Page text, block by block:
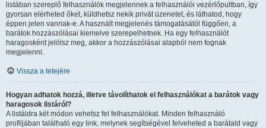
listában szereplő felhasználók megjelennek a felhasználói vezérlőpultban, így
gyorsan elérheted őket, küldhetsz nekik privát üzenetet, és láthatod, hogy
éppen jelen vannak-e. A használt megjelenés támogatásától függően, a
barátok hozzászólásai kiemelve szerepelhetnek. Ha egy felhasználót
haragosként jelölsz meg, akkor a hozzászólásai alapból nem fognak
megjelenni.
Vissza a tetejére
Hogyan adhatok hozzá, illetve távolíthatok el felhasználókat a barátok vagy
haragosok listáról?
A listáidra két módon vehetsz fel felhasználókat. Minden felhasználó
profiljában található egy link, melynek segítségével felveheted a barátaid vagy